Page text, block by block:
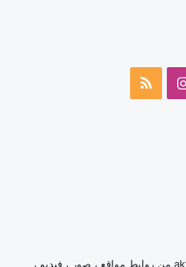
انستقرامملخص
كل المعلومات المقدمة في موقع akteb من روابط مواقع ، صور ، فيديو ،